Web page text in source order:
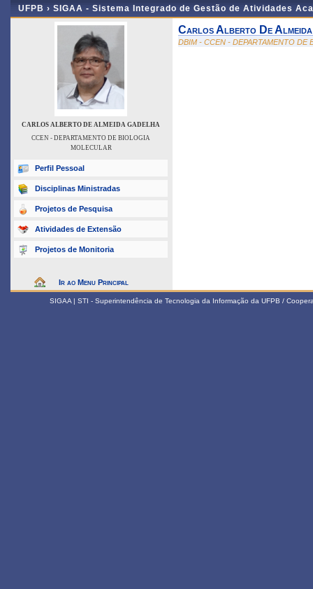
UFPB › SIGAA - Sistema Integrado de Gestão de Atividades
CARLOS ALBERTO DE ALMEIDA GADELHA
CCEN - DEPARTAMENTO DE BIOLOGIA
MOLECULAR
Perfil Pessoal
Disciplinas Ministradas
Projetos de Pesquisa
Atividades de Extensão
Projetos de Monitoria
Ir ao Menu Principal
Carlos Alberto De Almeida
DBIM - CCEN - DEPARTAMENTO DE
SIGAA | STI - Superintendência de Tecnologia da Informação da UFPB /